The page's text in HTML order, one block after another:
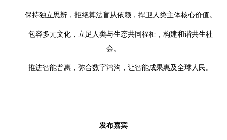
保持独立思辨，拒绝算法盲从依赖，捍卫人类主体核心价值。
包容多元文化，立足人类与生态共同福祉，构建和谐共生社
会。
推进智能普惠，弥合数字鸿沟，让智能成果惠及全球人民。
发布嘉宾